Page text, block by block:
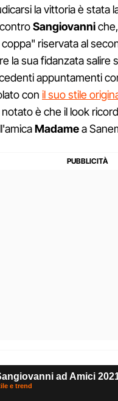
la vittoria è stata
Sangiovanni
coppa" riservata al
la sua fidanzata salire
appuntamenti
con il suo stile
è che il look
Madamea